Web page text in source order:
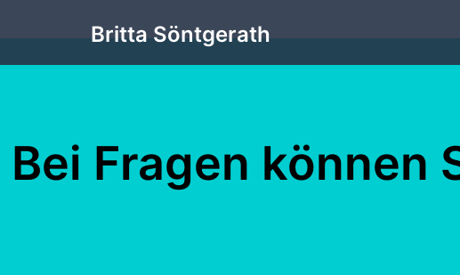
Inhalt
Britta Söntgerath
Bei Fragen können